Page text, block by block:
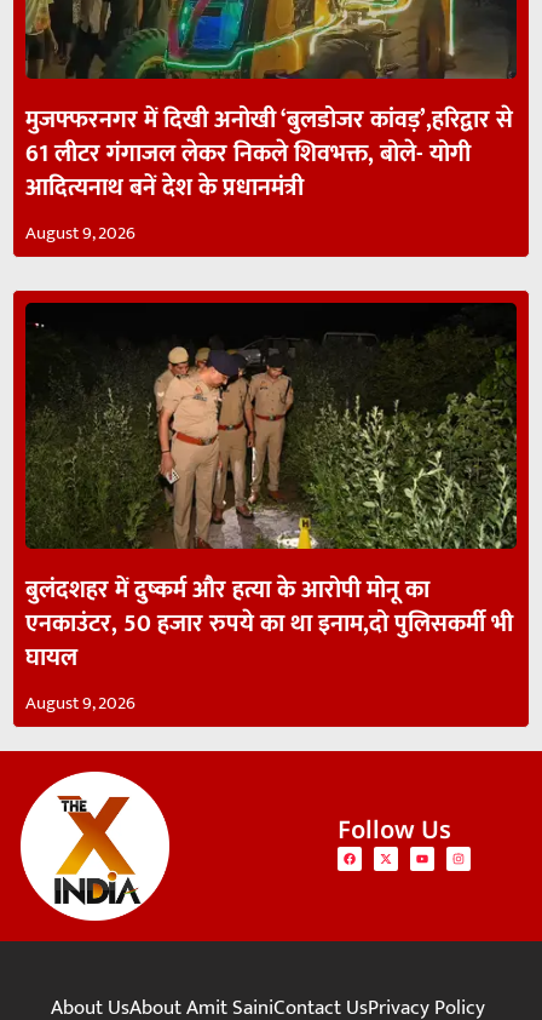
मुजफ्फरनगर में दिखी अनोखी ‘बुलडोजर कांवड़’,हरिद्वार से
61 लीटर गंगाजल लेकर निकले शिवभक्त, बोले- योगी
आदित्यनाथ बनें देश के प्रधानमंत्री
August 9, 2026
बुलंदशहर में दुष्कर्म और हत्या के आरोपी मोनू का
एनकाउंटर, 50 हजार रुपये का था इनाम,दो पुलिसकर्मी भी
घायल
August 9, 2026
Follow Us
About UsAbout Amit SainiContact UsPrivacy Policy